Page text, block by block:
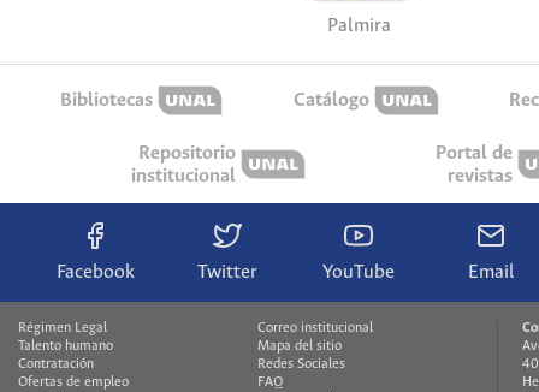
Palmira
Bibliotecas Catálogo
Repositorio
institucional
Portal de
revistas
Facebook Twitter YouTube Email
Régimen Legal
Talento humano
Contratación
Ofertas de empleo
Correo institucional
Mapa del sitio
Redes Sociales
FAQ